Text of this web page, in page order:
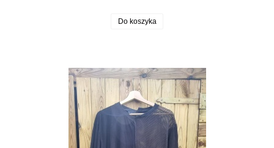
Do koszyka